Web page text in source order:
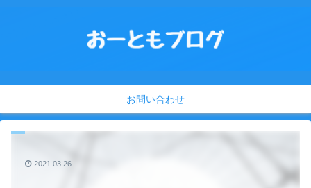
お問い合わせ
2021.03.26